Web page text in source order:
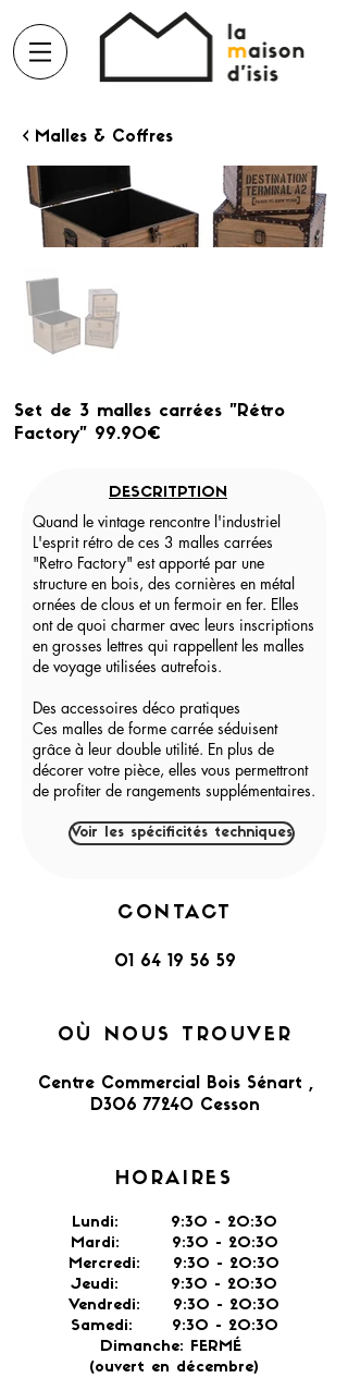
< Malles & Coffres
Set de 3 malles carrées "Rétro
Factory" 99.90€
DESCRITPTION
Quand le vintage rencontre l'industriel
L'esprit rétro de ces 3 malles carrées
"Retro Factory" est apporté par une
structure en bois, des cornières en métal
ornées de clous et un fermoir en fer. Elles
ont de quoi charmer avec leurs inscriptions
en grosses lettres qui rappellent les malles
de voyage utilisées autrefois.
Des accessoires déco pratiques
Ces malles de forme carrée séduisent
grâce à leur double utilité. En plus de
décorer votre pièce, elles vous permettront
de profiter de rangements supplémentaires.
Voir les spécificités techniques
CONTACT
01 64 19 56 59
OÙ NOUS TROUVER
Centre Commercial Bois Sénart ,
D306 77240 Cesson​
HORAIRES
Lundi: 9:30 - 20:30
Mardi: 9:30 - 20:30
Mercredi: 9:30 - 20:30
Jeudi: 9:30 - 20:30
Vendredi: 9:30 - 20:30
Samedi: 9:30 - 20:30
Dimanche: FERMÉ
(ouvert en décembre)